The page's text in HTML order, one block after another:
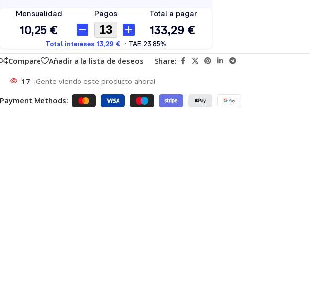
Compare Añadir a la lista de deseos Share:
17 ¡Gente viendo este producto ahora!
Payment Methods: